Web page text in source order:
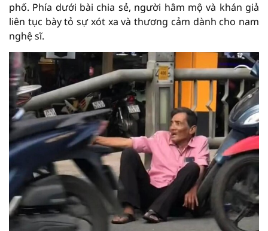
phố. Phía dưới bài chia sẻ, người hâm mộ và khán giả
liên tục bày tỏ sự xót xa và thương cảm dành cho nam
nghệ sĩ.